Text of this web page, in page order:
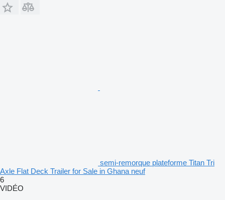
semi-remorque plateforme Titan Tri
Axle Flat Deck Trailer for Sale in Ghana neuf
6
VIDÉO